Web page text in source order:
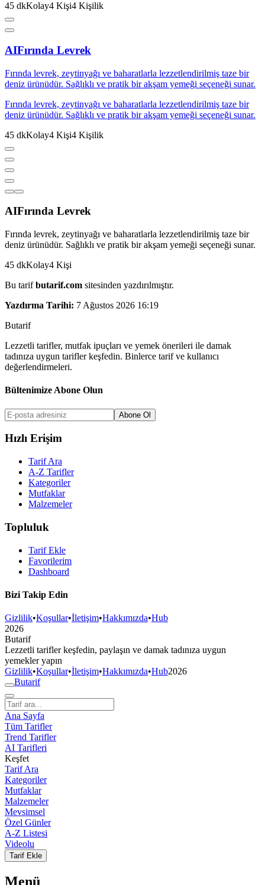
45 dkKolay4 Kişi4 Kişilik
AIFırında Levrek
Fırında levrek, zeytinyağı ve baharatlarla lezzetlendirilmiş taze bir
deniz ürünüdür. Sağlıklı ve pratik bir akşam yemeği seçeneği sunar.
Fırında levrek, zeytinyağı ve baharatlarla lezzetlendirilmiş taze bir
deniz ürünüdür. Sağlıklı ve pratik bir akşam yemeği seçeneği sunar.
45 dkKolay4 Kişi4 Kişilik
AIFırında Levrek
Fırında levrek, zeytinyağı ve baharatlarla lezzetlendirilmiş taze bir
deniz ürünüdür. Sağlıklı ve pratik bir akşam yemeği seçeneği sunar.
45 dkKolay4 Kişi
Bu tarifbutarif.com sitesinden yazdırılmıştır.
Yazdırma Tarihi: 7 Ağustos 2026 16:19
Butarif
Lezzetli tarifler, mutfak ipuçları ve yemek önerileri ile damak
tadınıza uygun tarifler keşfedin. Binlerce tarif ve kullanıcı
değerlendirmeleri.
Bültenimize Abone Olun
Abone Ol
Hızlı Erişim
Tarif Ara
A-Z Tarifler
Kategoriler
Mutfaklar
Malzemeler
Topluluk
Tarif Ekle
Favorilerim
Dashboard
Bizi Takip Edin
Gizlilik•Koşullar•İletişim•Hakkımızda•Hub
2026
Butarif
Lezzetli tarifler keşfedin, paylaşın ve damak tadınıza uygun
yemekler yapın
Gizlilik•Koşullar•İletişim•Hakkımızda•Hub2026
Butarif
Ana Sayfa
Tüm Tarifler
Trend Tarifler
AI Tarifleri
Keşfet
Tarif Ara
Kategoriler
Mutfaklar
Malzemeler
Mevsimsel
Özel Günler
A-Z Listesi
Videolu
Tarif Ekle
Menü